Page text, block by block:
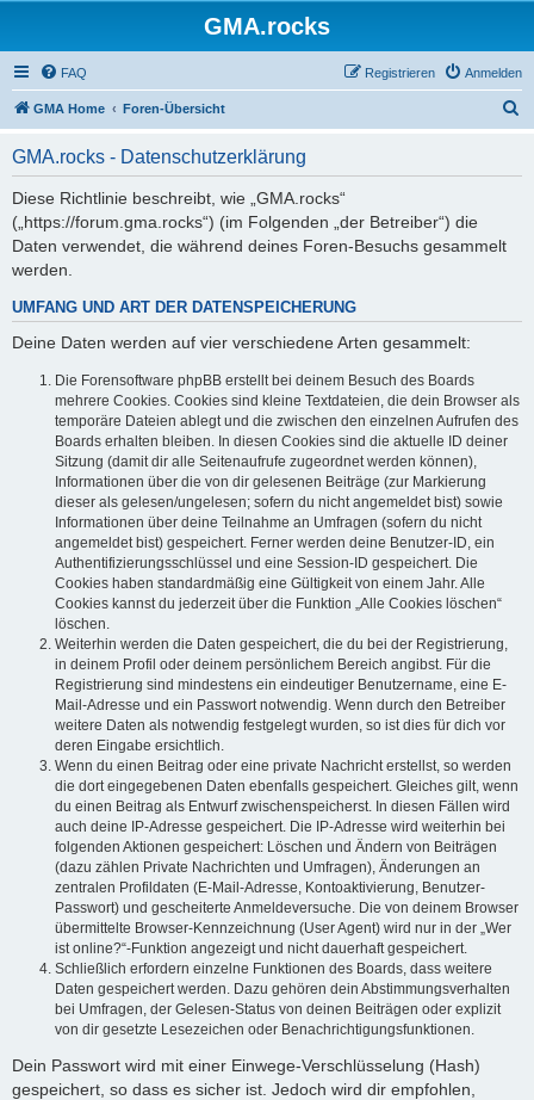
GMA.rocks
FAQ Anmelden
Registrieren
GMA Home Foren-Übersicht
GMA.rocks - Datenschutzerklärung
Diese Richtlinie beschreibt, wie „GMA.rocks“
(„https://forum.gma.rocks“) (im Folgenden „der Betreiber“) die
Daten verwendet, die während deines Foren-Besuchs gesammelt
werden.
UMFANG UND ART DER DATENSPEICHERUNG
Deine Daten werden auf vier verschiedene Arten gesammelt:
Die Forensoftware phpBB erstellt bei deinem Besuch des Boards
mehrere Cookies. Cookies sind kleine Textdateien, die dein Browser als
temporäre Dateien ablegt und die zwischen den einzelnen Aufrufen des
Boards erhalten bleiben. In diesen Cookies sind die aktuelle ID deiner
Sitzung (damit dir alle Seitenaufrufe zugeordnet werden können),
Informationen über die von dir gelesenen Beiträge (zur Markierung
dieser als gelesen/ungelesen; sofern du nicht angemeldet bist) sowie
Informationen über deine Teilnahme an Umfragen (sofern du nicht
angemeldet bist) gespeichert. Ferner werden deine Benutzer-ID, ein
Authentifizierungsschlüssel und eine Session-ID gespeichert. Die
Cookies haben standardmäßig eine Gültigkeit von einem Jahr. Alle
Cookies kannst du jederzeit über die Funktion „Alle Cookies löschen“
löschen.
Weiterhin werden die Daten gespeichert, die du bei der Registrierung,
in deinem Profil oder deinem persönlichem Bereich angibst. Für die
Registrierung sind mindestens ein eindeutiger Benutzername, eine E-
Mail-Adresse und ein Passwort notwendig. Wenn durch den Betreiber
weitere Daten als notwendig festgelegt wurden, so ist dies für dich vor
deren Eingabe ersichtlich.
Wenn du einen Beitrag oder eine private Nachricht erstellst, so werden
die dort eingegebenen Daten ebenfalls gespeichert. Gleiches gilt, wenn
du einen Beitrag als Entwurf zwischenspeicherst. In diesen Fällen wird
auch deine IP-Adresse gespeichert. Die IP-Adresse wird weiterhin bei
folgenden Aktionen gespeichert: Löschen und Ändern von Beiträgen
(dazu zählen Private Nachrichten und Umfragen), Änderungen an
zentralen Profildaten (E-Mail-Adresse, Kontoaktivierung, Benutzer-
Passwort) und gescheiterte Anmeldeversuche. Die von deinem Browser
übermittelte Browser-Kennzeichnung (User Agent) wird nur in der „Wer
ist online?“-Funktion angezeigt und nicht dauerhaft gespeichert.
Schließlich erfordern einzelne Funktionen des Boards, dass weitere
Daten gespeichert werden. Dazu gehören dein Abstimmungsverhalten
bei Umfragen, der Gelesen-Status von deinen Beiträgen oder explizit
von dir gesetzte Lesezeichen oder Benachrichtigungsfunktionen.
Dein Passwort wird mit einer Einwege-Verschlüsselung (Hash)
gespeichert, so dass es sicher ist. Jedoch wird dir empfohlen,